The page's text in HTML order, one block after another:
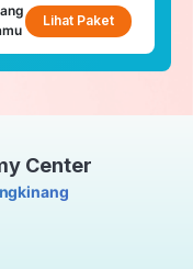
Tatap Muka
Lihat Paket
Center